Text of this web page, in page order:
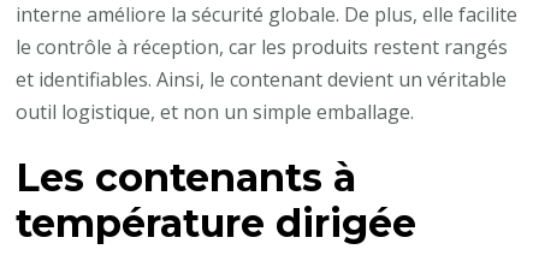
interne améliore la sécurité globale. De plus, elle facilite
le contrôle à réception, car les produits restent rangés
et identifiables. Ainsi, le contenant devient un véritable
outil logistique, et non un simple emballage.
Les contenants à
température dirigée